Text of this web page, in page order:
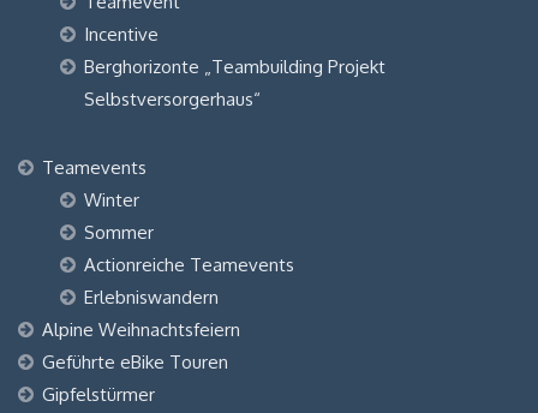
Incentive
Berghorizonte „Teambuilding Projekt
Selbstversorgerhaus“
Teamevents
Winter
Sommer
Actionreiche Teamevents
Erlebniswandern
Alpine Weihnachtsfeiern
Geführte eBike Touren
Gipfelstürmer